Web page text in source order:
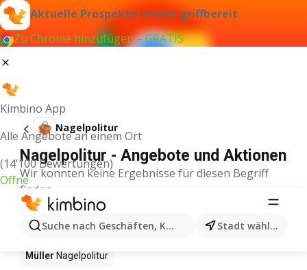
Aktuelle Prospekte immer griffbereit
Zu Chrome hinzufügen – GRATIS
Kimbino App
Alle Angebote an einem Ort
(14’100 Bewertungen)
Öffne
Suche nach Geschäften, Kategorien, Produkten...
Stadt wählen
Nagelpolitur
Nagelpolitur - Angebote und Aktionen
Wir konnten keine Ergebnisse für diesen Begriff
finden.
Nagelpolitur im Angebot – Wo
einkaufen?
Müller Nagelpolitur